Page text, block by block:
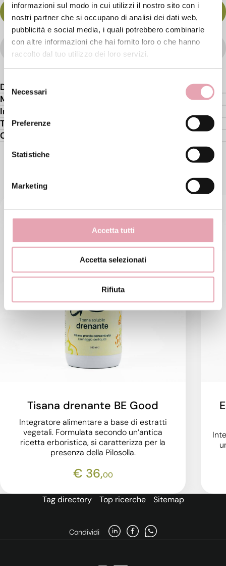
informazioni sul modo in cui utilizzi il nostro sito con i
nostri partner che si occupano di analisi dei dati web,
pubblicità e social media, i quali potrebbero combinarle
con altre informazioni che hai fornito loro o che hanno
raccolto dal tuo utilizzo dei loro servizi.
delNecessari
Preferenze
Statistiche
Marketing
Accetta tutti
Accetta selezionati
Rifiuta
AGGIUNGI AL CARRELLO
Descrizione
Modo d'uso
Ingredienti attivi
Tabella Ingredienti (per porzione da 30g)
Composizione
Tisana drenante BE Good
Integratore alimentare a base di estratti
vegetali. Formulata secondo un’antica
ricetta erboristica, si caratterizza per la
presenza della Pilosolla.
€ 36,00
Tag directory Top ricerche Sitemap
Condividi